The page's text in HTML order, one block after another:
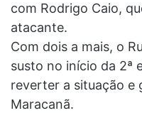
com Rodrigo Caio,
atacante.
Com dois a mais, o
susto no início da 2ª
reverter a situação e
Maracanã.